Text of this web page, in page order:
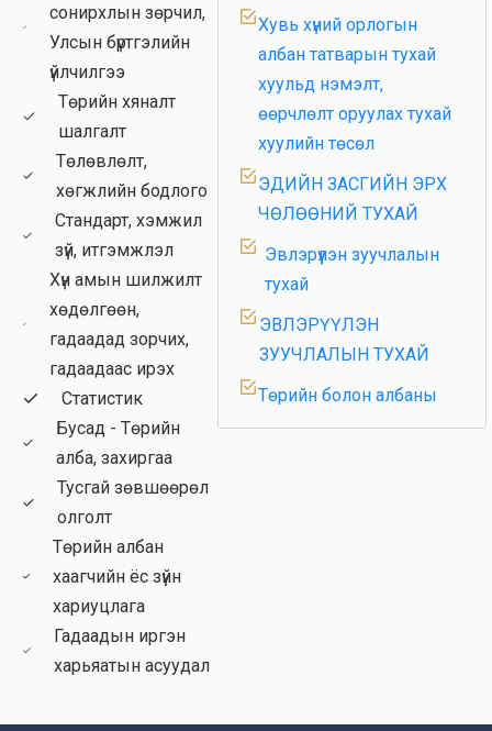
сонирхлын зөрчил,
Улсын бүртгэлийн
үйлчилгээ
Төрийн хяналт
шалгалт
Төлөвлөлт,
хөгжлийн бодлого
Стандарт, хэмжил
зүй, итгэмжлэл
Хүн амын шилжилт
хөдөлгөөн,
гадаадад зорчих,
гадаадаас ирэх
Статистик
Бусад - Төрийн
алба, захиргаа
Тусгай зөвшөөрөл
олголт
Төрийн албан
хаагчийн ёс зүйн
хариуцлага
Гадаадын иргэн
харьяатын асуудал
Хувь хүний орлогын
албан татварын тухай
хуульд нэмэлт,
өөрчлөлт оруулах тухай
хуулийн төсөл
ЭДИЙН ЗАСГИЙН ЭРХ
ЧӨЛӨӨНИЙ ТУХАЙ
Эвлэрүүлэн зуучлалын
тухай
ЭВЛЭРҮҮЛЭН
ЗУУЧЛАЛЫН ТУХАЙ
Төрийн болон албаны
тухай хуульд өөрчлөлт